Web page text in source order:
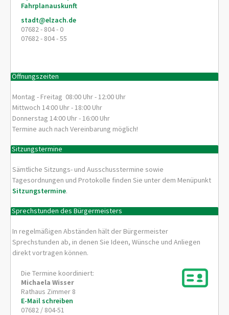
Fahrplanauskunft
stadt@elzach.de
07682 - 804 - 0
07682 - 804 - 55
Öffnungszeiten
Montag - Freitag 08:00 Uhr - 12:00 Uhr
Mittwoch 14:00 Uhr - 18:00 Uhr
Donnerstag 14:00 Uhr - 16:00 Uhr
Termine auch nach Vereinbarung möglich!
Sitzungstermine
Sämtliche Sitzungs- und Ausschusstermine sowie
Tagesordnungen und Protokolle finden Sie unter dem Menüpunkt
Sitzungstermine.
Sprechstunden des Bürgermeisters
In regelmäßigen Abständen hält der Bürgermeister
Sprechstunden ab, in denen Sie Ideen, Wünsche und Anliegen
direkt vortragen können.
Die Termine koordiniert:
Michaela Wisser
Rathaus Zimmer 8
E-Mail schreiben
07682 / 804-51